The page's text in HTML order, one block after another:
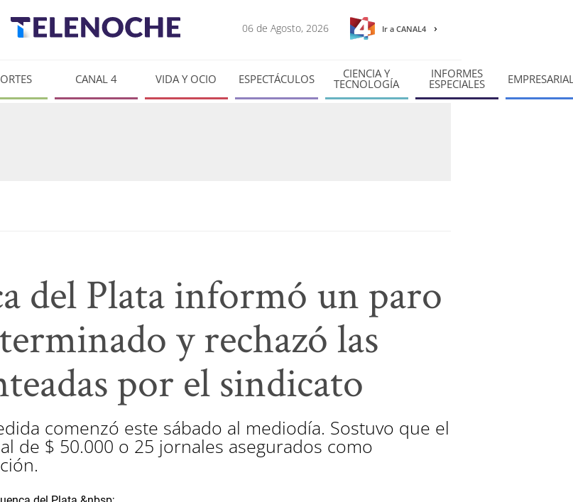
06 de Agosto, 2026 Ir a CANAL4
CANAL 4 VIDA Y OCIO ESPECTÁCULOS CIENCIA Y
TECNOLOGÍA
INFORMES
ESPECIALES
del Plata informó un paro
y rechazó las
por el sindicato
comenzó este sábado al mediodía. Sostuvo que el
de $ 50.000 o 25 jornales asegurados como